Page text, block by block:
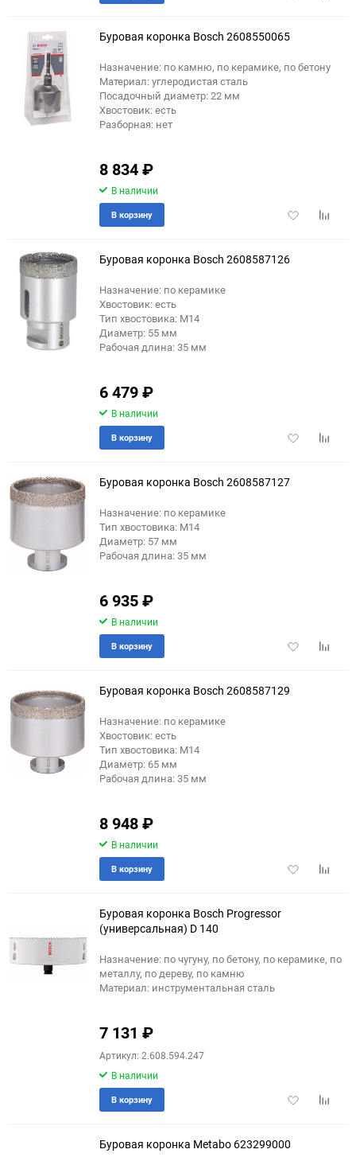
еще 4 фото
Буровая коронка Bosch 2608550065
Назначение: по камню, по керамике, по бетону
Материал: углеродистая сталь
Посадочный диаметр: 22 мм
Хвостовик: есть
Разборная: нет
8 834₽
В наличии
Добавить
В корзину
еще 1 фото
Буровая коронка Bosch 2608587126
Назначение: по керамике
Хвостовик: есть
Тип хвостовика: М14
Диаметр: 55 мм
Рабочая длина: 35 мм
6 479₽
В наличии
Добавить
В корзину
Буровая коронка Bosch 2608587127
Назначение: по керамике
Тип хвостовика: М14
Диаметр: 57 мм
Рабочая длина: 35 мм
6 935₽
В наличии
Добавить
В корзину
Буровая коронка Bosch 2608587129
Назначение: по керамике
Хвостовик: есть
Тип хвостовика: М14
Диаметр: 65 мм
Рабочая длина: 35 мм
8 948₽
В наличии
Добавить
В корзину
Буровая коронка Bosch Progressor
(универсальная) D 140
Назначение: по чугуну, по бетону, по керамике, по
металлу, по дереву, по камню
Материал: инструментальная сталь
7 131 ₽
Артикул: 2.608.594.247
В наличии
Добавить
В корзину
Буровая коронка Metabo 623299000